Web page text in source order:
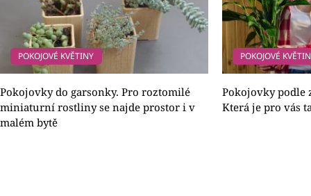
POKOJOVÉ KVĚTINY
Pokojovky do garsonky. Pro roztomilé
miniaturní rostliny se najde prostor i v
malém bytě
POKOJOVÉ
Pokojovky podle
Která je pro vás